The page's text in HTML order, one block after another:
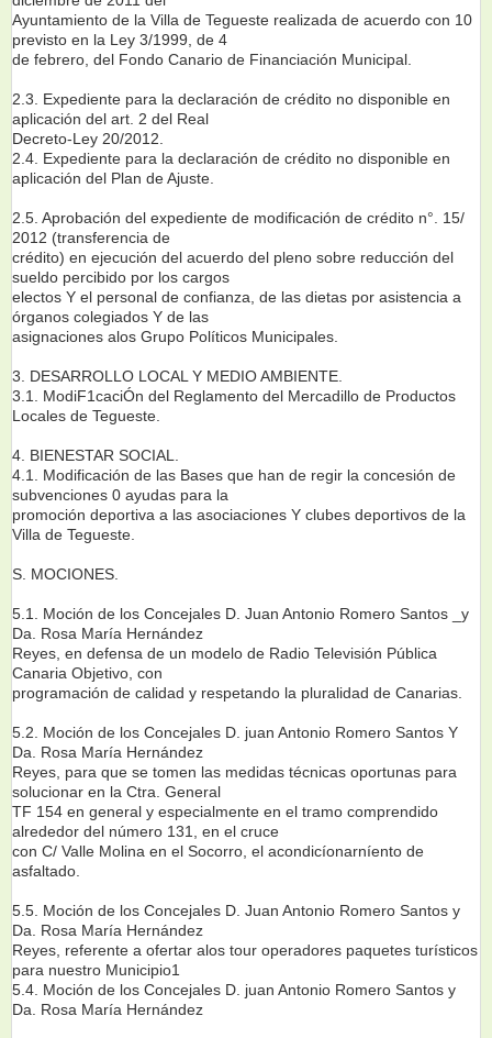
Ayuntamiento de la Villa de Tegueste realizada de acuerdo con 10
previsto en la Ley 3/1999, de 4
de febrero, del Fondo Canario de Financiación Municipal.
2.3. Expediente para la declaración de crédito no disponible en
aplicación del art. 2 del Real
Decreto-Ley 20/2012.
2.4. Expediente para la declaración de crédito no disponible en
aplicación del Plan de Ajuste.
2.5. Aprobación del expediente de modificación de crédito n°. 15/
2012 (transferencia de
crédito) en ejecución del acuerdo del pleno sobre reducción del
sueldo percibido por los cargos
electos Y el personal de confianza, de las dietas por asistencia a
órganos colegiados Y de las
asignaciones alos Grupo Políticos Municipales.
3. DESARROLLO LOCAL Y MEDIO AMBIENTE.
3.1. ModiF1caciÓn del Reglamento del Mercadillo de Productos
Locales de Tegueste.
4. BIENESTAR SOCIAL.
4.1. Modificación de las Bases que han de regir la concesión de
subvenciones 0 ayudas para la
promoción deportiva a las asociaciones Y clubes deportivos de la
Villa de Tegueste.
S. MOCIONES.
5.1. Moción de los Concejales D. Juan Antonio Romero Santos _y
Da. Rosa María Hernández
Reyes, en defensa de un modelo de Radio Televisión Pública
Canaria Objetivo, con
programación de calidad y respetando la pluralidad de Canarias.
5.2. Moción de los Concejales D. juan Antonio Romero Santos Y
Da. Rosa María Hernández
Reyes, para que se tomen las medidas técnicas oportunas para
solucionar en la Ctra. General
TF 154 en general y especialmente en el tramo comprendido
alrededor del número 131, en el cruce
con C/ Valle Molina en el Socorro, el acondicíonarníento de
asfaltado.
5.5. Moción de los Concejales D. Juan Antonio Romero Santos y
Da. Rosa María Hernández
Reyes, referente a ofertar alos tour operadores paquetes turísticos
para nuestro Municipio1
5.4. Moción de los Concejales D. juan Antonio Romero Santos y
Da. Rosa María Hernández